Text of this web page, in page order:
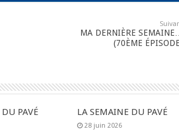
MA DERNIÈRE
(70ÈME
PAVÉ LA SEMAINE DU PAVÉ
28 juin 2026